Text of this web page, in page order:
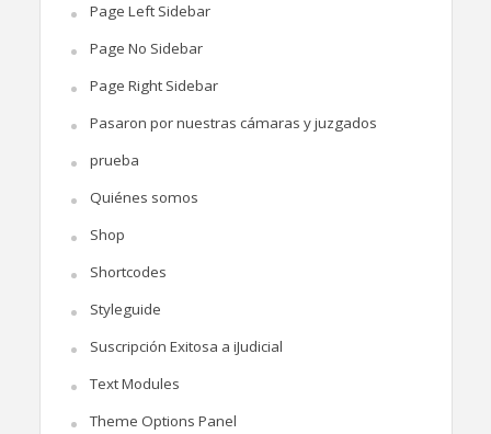
Page Left Sidebar
Page No Sidebar
Page Right Sidebar
Pasaron por nuestras cámaras y juzgados
prueba
Quiénes somos
Shop
Shortcodes
Styleguide
Suscripción Exitosa a iJudicial
Text Modules
Theme Options Panel